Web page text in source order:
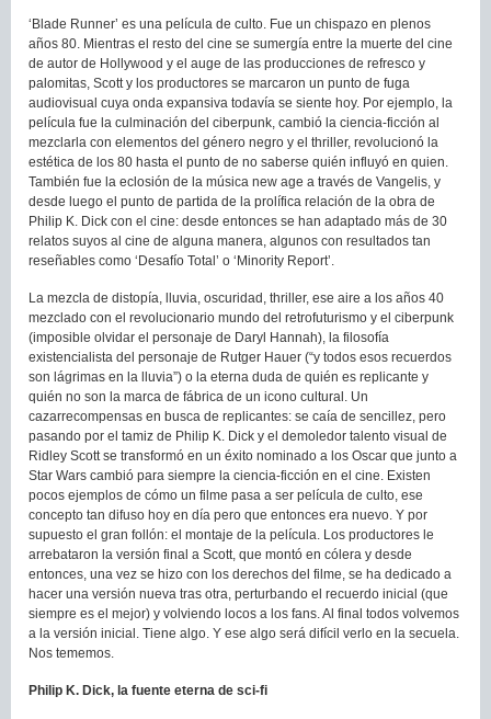
‘Blade Runner’ es una película de culto. Fue un chispazo en plenos
años 80. Mientras el resto del cine se sumergía entre la muerte del cine
de autor de Hollywood y el auge de las producciones de refresco y
palomitas, Scott y los productores se marcaron un punto de fuga
audiovisual cuya onda expansiva todavía se siente hoy. Por ejemplo, la
película fue la culminación del ciberpunk, cambió la ciencia-ficción al
mezclarla con elementos del género negro y el thriller, revolucionó la
estética de los 80 hasta el punto de no saberse quién influyó en quien.
También fue la eclosión de la música new age a través de Vangelis, y
desde luego el punto de partida de la prolífica relación de la obra de
Philip K. Dick con el cine: desde entonces se han adaptado más de 30
relatos suyos al cine de alguna manera, algunos con resultados tan
reseñables como ‘Desafío Total’ o ‘Minority Report’.
La mezcla de distopía, lluvia, oscuridad, thriller, ese aire a los años 40
mezclado con el revolucionario mundo del retrofuturismo y el ciberpunk
(imposible olvidar el personaje de Daryl Hannah), la filosofía
existencialista del personaje de Rutger Hauer (“y todos esos recuerdos
son lágrimas en la lluvia”) o la eterna duda de quién es replicante y
quién no son la marca de fábrica de un icono cultural. Un
cazarrecompensas en busca de replicantes: se caía de sencillez, pero
pasando por el tamiz de Philip K. Dick y el demoledor talento visual de
Ridley Scott se transformó en un éxito nominado a los Oscar que junto a
Star Wars cambió para siempre la ciencia-ficción en el cine. Existen
pocos ejemplos de cómo un filme pasa a ser película de culto, ese
concepto tan difuso hoy en día pero que entonces era nuevo. Y por
supuesto el gran follón: el montaje de la película. Los productores le
arrebataron la versión final a Scott, que montó en cólera y desde
entonces, una vez se hizo con los derechos del filme, se ha dedicado a
hacer una versión nueva tras otra, perturbando el recuerdo inicial (que
siempre es el mejor) y volviendo locos a los fans. Al final todos volvemos
a la versión inicial. Tiene algo. Y ese algo será difícil verlo en la secuela.
Nos tememos.
Philip K. Dick, la fuente eterna de sci-fi